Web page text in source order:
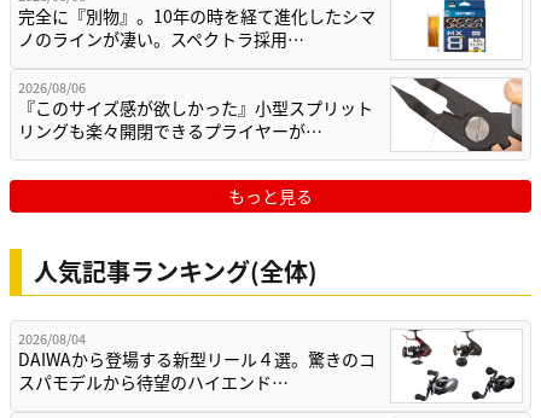
完全に『別物』。10年の時を経て進化したシマ
ノのラインが凄い。スペクトラ採用…
2026/08/06
『このサイズ感が欲しかった』小型スプリット
リングも楽々開閉できるプライヤーが…
もっと見る
人気記事ランキング(全体)
2026/08/04
DAIWAから登場する新型リール４選。驚きのコ
スパモデルから待望のハイエンド…